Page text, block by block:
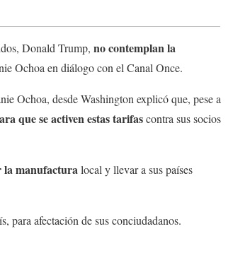
Donald Trump, no contemplan la
Ochoa en diálogo con el Canal Once.
Ochoa, desde Washington explicó que, pese a
que se activen estas tarifascontra sus socios
la manufacturalocal y llevar a sus países
para afectación de sus conciudadanos.